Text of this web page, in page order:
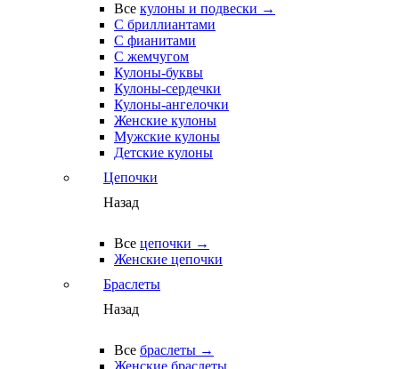
Все кулоны и подвески →
С бриллиантами
С фианитами
С жемчугом
Кулоны-буквы
Кулоны-сердечки
Кулоны-ангелочки
Женские кулоны
Мужские кулоны
Детские кулоны
Цепочки
Назад
Все цепочки →
Женские цепочки
Браслеты
Назад
Все браслеты →
Женские браслеты